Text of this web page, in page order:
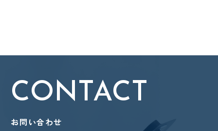
CONTACT
お問い合わせ